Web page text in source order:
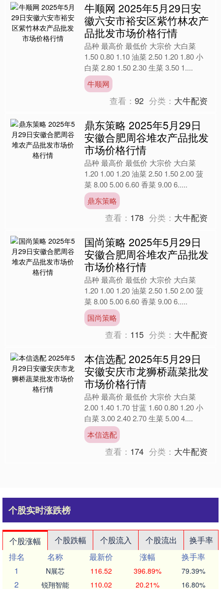
牛顺网 2025年5月29日安
徽六安市裕安区紫竹林农产
品批发市场价格行情
品种 最高价 最低价 大宗价 大白菜
1.50 0.80 1.10 油菜 2.50 1.20 1.80 小
白菜 2.80 1.50 2.30 生菜 3.50 1....
牛顺网
查看：92 分类： 大牛配资
鼎东策略 2025年5月29日
安徽合肥周谷堆农产品批发
市场价格行情
品种 最高价 最低价 大宗价 大白菜
1.20 1.00 1.20 油菜 2.50 1.50 2.00 菠
菜 8.00 5.00 6.60 香菜 9.00 6.....
鼎东策略
查看： 178 分类： 大牛配资
国尚策略 2025年5月29日
安徽合肥周谷堆农产品批发
市场价格行情
品种 最高价 最低价 大宗价 大白菜
1.20 1.00 1.20 油菜 2.50 1.50 2.00 菠
菜 8.00 5.00 6.60 香菜 9.00 6.....
国尚策略
查看： 115 分类： 大牛配资
本信选配 2025年5月29日
安徽安庆市龙狮桥蔬菜批发
市场价格行情
品种 最高价 最低价 大宗价 大白菜
2.00 1.40 1.70 甘蓝 1.60 0.80 1.20 小
白菜 3.00 2.40 2.70 生菜 5.00 4....
本信选配
查看： 174 分类： 大牛配资
个股实时涨跌榜
个股涨幅 个股跌幅 个股流入 个股流出
换手率
排名
名称 最新价 涨幅
换手率
1
N展芯 116.52 396.89% 79.39%
2 锐翔智能 110.02 20.21% 16.80%